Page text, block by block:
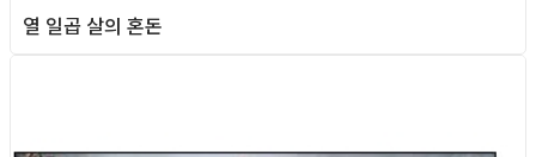
열 일곱 살의 혼돈